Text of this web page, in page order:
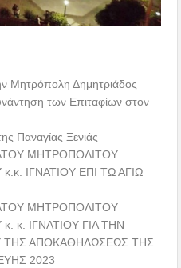
Μητρόπολη Δημητριάδος
των Επιταφίων στον
Παναγίας Ξενιάς
ΜΗΤΡΟΠΟΛΙΤΟΥ
ΙΓΝΑΤΙΟΥ ΕΠΙ ΤΩ ΑΓΙΩ
ΜΗΤΡΟΠΟΛΙΤΟΥ
κ. ΙΓΝΑΤΙΟΥ ΓΙΑ ΤΗΝ
ΤΗΣ ΑΠΟΚΑΘΗΛΩΣΕΩΣ ΤΗΣ
2023